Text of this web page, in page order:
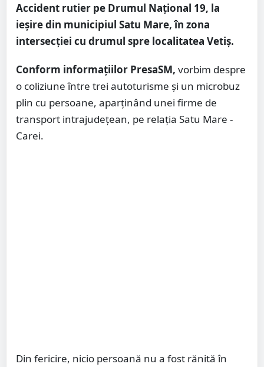
Accident rutier pe Drumul Național 19, la
ieșire din municipiul Satu Mare, în zona
intersecției cu drumul spre localitatea Vetiș.
Conform informațiilor PresaSM, vorbim despre
o coliziune între trei autoturisme și un microbuz
plin cu persoane, aparținând unei firme de
transport intrajudețean, pe relația Satu Mare -
Carei.
Din fericire, nicio persoană nu a fost rănită în